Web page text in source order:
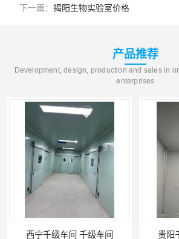
下一篇： 揭阳生物实验室价格
产品推荐
Development, design, production and sales in
enterprises
西宁千级车间 千级车间 贵阳